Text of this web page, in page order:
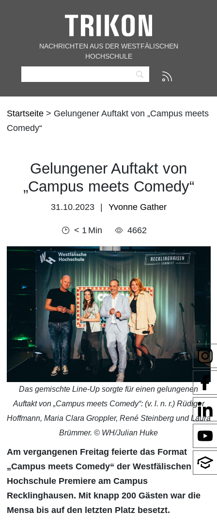
NACHRICHTEN AUS DER WESTFÄLISCHEN
HOCHSCHULE
Startseite > Gelungener Auftakt von „Campus meets
Comedy“
Gelungener Auftakt von
„Campus meets Comedy“
31.10.2023 Yvonne Gather
< 1 Min 4662
Das gemischte Line-Up sorgte für einen gelungenen
Auftakt von „Campus meets Comedy“: (v. l. n. r.) Rüdiger
Hoffmann, Maria Clara Groppler, René Steinberg und Laura
Brümmer. © WH/Julian Huke
Am vergangenen Freitag feierte das Format
„Campus meets Comedy“ der Westfälischen
Hochschule Premiere am Campus
Recklinghausen. Mit knapp 200 Gästen war die
Mensa bis auf den letzten Platz besetzt.